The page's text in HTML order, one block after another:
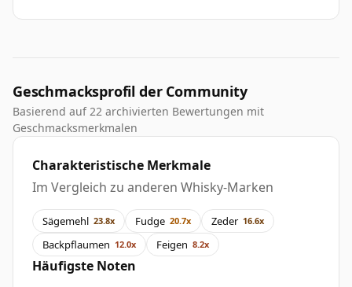
Geschmacksprofil der Community
Basierend auf 22 archivierten Bewertungen mit
Geschmacksmerkmalen
Charakteristische Merkmale
Im Vergleich zu anderen Whisky-Marken
Sägemehl 23.8x Fudge 20.7x Zeder 16.6x
Backpflaumen 12.0x Feigen 8.2x
Häufigste Noten